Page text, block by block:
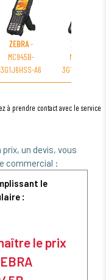
ZEBRA-
MC945B-
3G1J6HSS-A6
ZEBRA
MC945B-
3G1M6ASS-A6
à prendre contact avec le service
un devis, vous
commercial :
le
:
le prix